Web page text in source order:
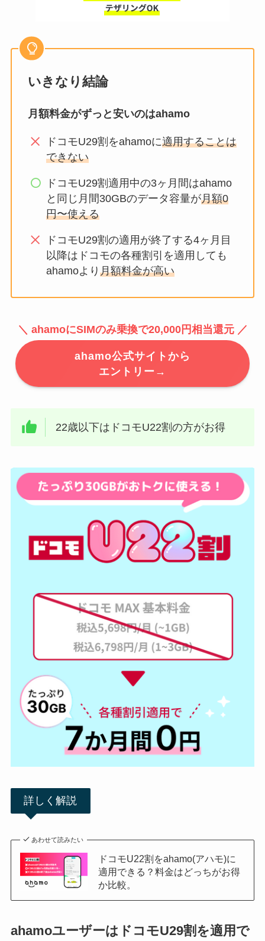
いきなり結論
月額料金がずっと安いのはahamo
ドコモU29割をahamoに適用することは
できない
ドコモU29割適用中の3ヶ月間はahamo
と同じ月間30GBのデータ容量が月額0
円〜使える
ドコモU29割の適用が終了する4ヶ月目
以降はドコモの各種割引を適用しても
ahamoより月額料金が高い
＼ ahamoにSIMのみ乗換で20,000円相当還元 ／
ahamo公式サイトから
エントリー→
22歳以下はドコモU22割の方がお得
詳しく解説
あわせて読みたい
ドコモU22割をahamo(アハモ)に
適用できる？料金はどっちがお得
か比較。
ahamoユーザーはドコモU29割を適用で